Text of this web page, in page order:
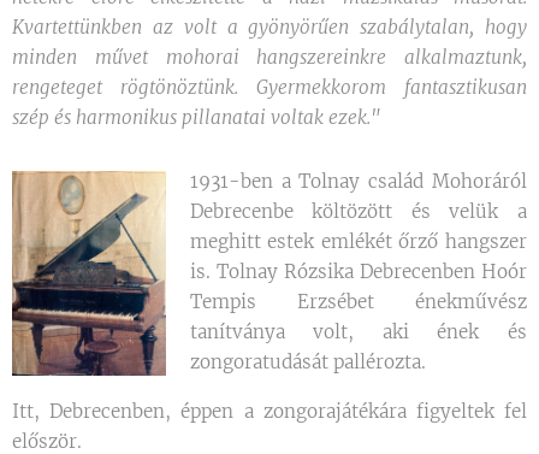
Kvartettünkben az volt a gyönyörűen szabálytalan, hogy
minden művet mohorai hangszereinkre alkalmaztunk,
rengeteget rögtönöztünk. Gyermekkorom fantasztikusan
szép és harmonikus pillanatai voltak ezek."
1931-ben a Tolnay család Mohoráról
Debrecenbe költözött és velük a
meghitt estek emlékét őrző hangszer
is. Tolnay Rózsika Debrecenben Hoór
Tempis Erzsébet énekművész
tanítványa volt, aki ének és
zongoratudását pallérozta.
Itt, Debrecenben, éppen a zongorajátékára figyeltek fel
először.